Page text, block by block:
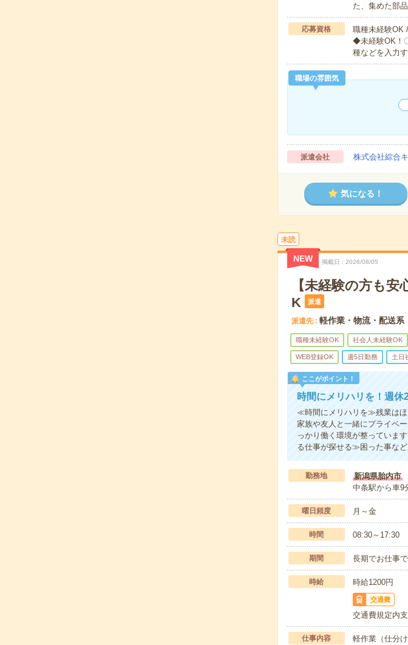
た、集めた部
応募資格
職種未経験OK
◆未経験OK！
種などを入力
職場の雰囲気
派遣会社 株式会社綜合
気になる！
未読
NEW 掲載日 2026/08/05
【未経験の方も
K
派遣
派遣先 軽作業・物流・配送系
職種未経験OK 社会人未経験OK
WEB登録OK 週5日勤務 土日
ここがポイント！
時間にメリハリを！週休
≪時間にメリハリを≫残業は
家族や友人と一緒にプライベ
っかり働く環境が整っていま
る仕事が探せる≫困った事な
勤務地
新潟県胎内市
中条駅から車9
曜日頻度 月～金
時間 08:30～17:30
期間 長期でお仕事
時給 時給1200円
交通費
交通費規定内
仕事内容 軽作業（仕分